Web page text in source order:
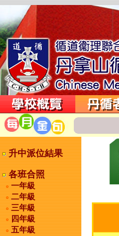
升中派位結果
各班合照
一年級
二年級
三年級
四年級
五年級